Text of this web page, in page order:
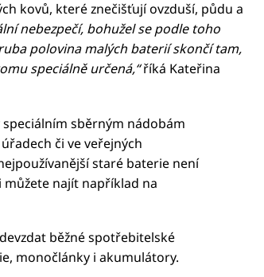
kovů, které znečišťují ovzduší, půdu a
nebezpečí, bohužel se podle toho
polovina malých baterií skončí tam,
speciálně určená,“říká Kateřina
sběrným nádobám
či ve veřejných
staré baterie není
najít například na
běžné spotřebitelské
monočlánky i akumulátory.